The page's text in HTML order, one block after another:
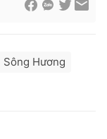
Sông Hương